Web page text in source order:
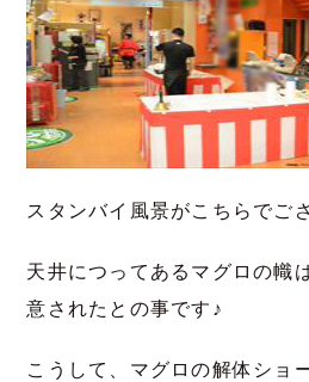
スタンバイ風景がこちらでご
天井につってあるマグロの幟
意されたとの事です♪
こうして、マグロの解体ショ